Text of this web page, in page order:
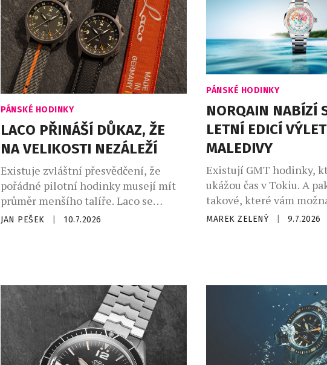
PÁNSKÉ HODINKY
LACO PŘINÁŠÍ DŮKAZ, ŽE
NA VELIKOSTI NEZÁLEŽÍ
Existuje zvláštní přesvědčení, že
pořádné pilotní hodinky musejí mít
průměr menšího talíře. Laco se
naštěstí rozhodlo tento mýtus
jedinou důležitou funkci. Druhá
časová zóna, otočná vnitřní luneta
ovládaná druhou korunkou, safírové
sklo, vodotěsnost 20 ATM i […]
JAN PEŠEK 10.7.2026
PÁNSKÉ HODINKY
NORQAIN NABÍZÍ S
LETNÍ EDICÍ
MALEDIVY
Existují GMT hodinky,
ukážou čas v Tokiu. A
takové, které vám
na Maledivách. To druhé
jediný Golden Ticket,
majiteli přinese pobyt
MAREK ZELENÝ 9.7.2026